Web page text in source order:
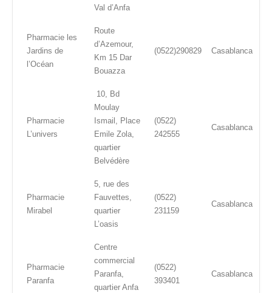
Val d’Anfa
Pharmacie les
Jardins de
l’Océan
Route
d’Azemour,
Km 15 Dar
Bouazza
(0522)290829 Casablanca
Pharmacie
L’univers
10, Bd
Moulay
Ismail, Place
Emile Zola,
quartier
Belvédère
(0522)
242555
Casablanca
Pharmacie
Mirabel
5, rue des
Fauvettes,
quartier
L’oasis
(0522)
231159
Casablanca
Pharmacie
Paranfa
Centre
commercial
Paranfa,
quartier Anfa
(0522)
393401
Casablanca